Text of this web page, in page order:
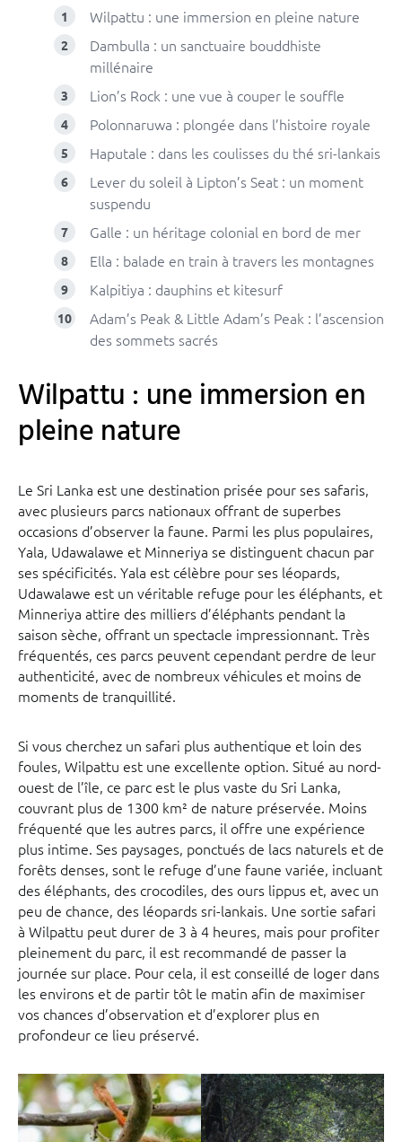
Wilpattu : une immersion en pleine nature
Dambulla : un sanctuaire bouddhiste
millénaire
Lion’s Rock : une vue à couper le souffle
Polonnaruwa : plongée dans l’histoire royale
Haputale : dans les coulisses du thé sri-lankais
Lever du soleil à Lipton’s Seat : un moment
suspendu
Galle : un héritage colonial en bord de mer
Ella : balade en train à travers les montagnes
Kalpitiya : dauphins et kitesurf
Adam’s Peak & Little Adam’s Peak : l’ascension
des sommets sacrés
Wilpattu : une immersion en
pleine nature
Le Sri Lanka est une destination prisée pour ses safaris,
avec plusieurs parcs nationaux offrant de superbes
occasions d’observer la faune. Parmi les plus populaires,
Yala, Udawalawe et Minneriya se distinguent chacun par
ses spécificités. Yala est célèbre pour ses léopards,
Udawalawe est un véritable refuge pour les éléphants, et
Minneriya attire des milliers d’éléphants pendant la
saison sèche, offrant un spectacle impressionnant. Très
fréquentés, ces parcs peuvent cependant perdre de leur
authenticité, avec de nombreux véhicules et moins de
moments de tranquillité.
Si vous cherchez un safari plus authentique et loin des
foules, Wilpattu est une excellente option. Situé au nord-
ouest de l’île, ce parc est le plus vaste du Sri Lanka,
couvrant plus de 1300 km² de nature préservée. Moins
fréquenté que les autres parcs, il offre une expérience
plus intime. Ses paysages, ponctués de lacs naturels et de
forêts denses, sont le refuge d’une faune variée, incluant
des éléphants, des crocodiles, des ours lippus et, avec un
peu de chance, des léopards sri-lankais. Une sortie safari
à Wilpattu peut durer de 3 à 4 heures, mais pour profiter
pleinement du parc, il est recommandé de passer la
journée sur place. Pour cela, il est conseillé de loger dans
les environs et de partir tôt le matin afin de maximiser
vos chances d’observation et d’explorer plus en
profondeur ce lieu préservé.